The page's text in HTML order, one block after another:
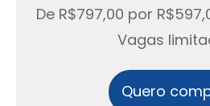
De R$797,00 por
Vagas
Quero